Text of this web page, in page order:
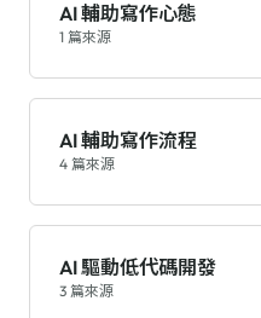
AI 輔助寫作心態
1 篇來源
AI 輔助寫作流程
4 篇來源
AI 驅動低代碼開發
3 篇來源